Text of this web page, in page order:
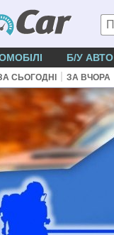
Б/У АВТО
СЬОГОДНІ | ЗА ВЧОРА